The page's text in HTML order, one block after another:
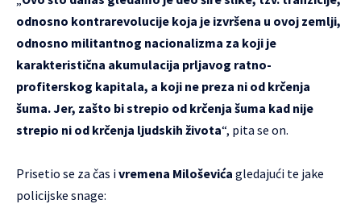
odnosno kontrarevolucije koja je izvršena u ovoj zemlji,
odnosno militantnog nacionalizma za koji je
karakteristična akumulacija prljavog ratno-
profiterskog kapitala, a koji ne preza ni od krčenja
šuma. Jer, zašto bi strepio od krčenja šuma kad nije
strepio ni od krčenja ljudskih života“, pita se on.
Prisetio se za čas ivremena Miloševića gledajući te jake
policijske snage: